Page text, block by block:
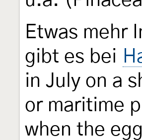
Etwas mehr
gibt es bei
in July on a
or maritime
when the